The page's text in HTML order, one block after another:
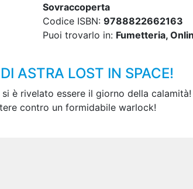
Sovraccoperta
Codice ISBN: 9788822662163
Puoi trovarlo in: Fumetteria,
ASTRA LOST IN SPACE!
è rivelato essere il giorno della
contro un formidabile warlock!